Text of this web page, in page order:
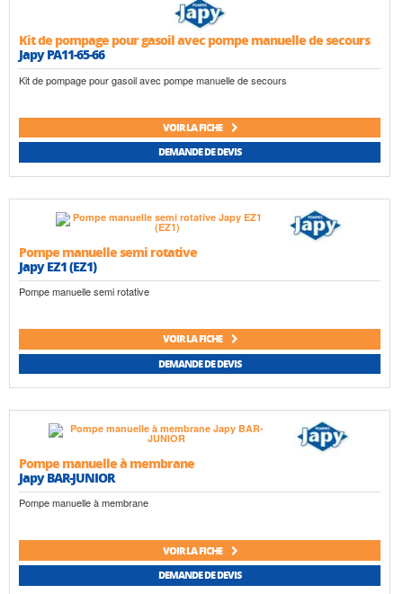
Kit de pompage pour gasoil avec pompe manuelle de secours
Japy PA11-65-66
Kit de pompage pour gasoil avec pompe manuelle de secours
VOIR LA FICHE
DEMANDE DE DEVIS
Pompe manuelle semi rotative
Japy EZ1 (EZ1)
Pompe manuelle semi rotative
VOIR LA FICHE
DEMANDE DE DEVIS
Pompe manuelle à membrane
Japy BAR-JUNIOR
Pompe manuelle à membrane
VOIR LA FICHE
DEMANDE DE DEVIS